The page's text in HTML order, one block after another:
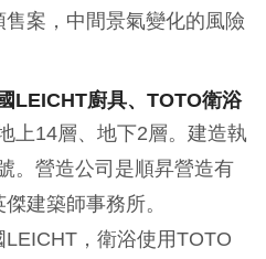
案，中間景氣變化的風險
LEICHT廚具、TOTO衛浴
上14層、地下2層。建造執
。營造公司是順昇營造有
建築師事務所。
，衛浴使用TOTO